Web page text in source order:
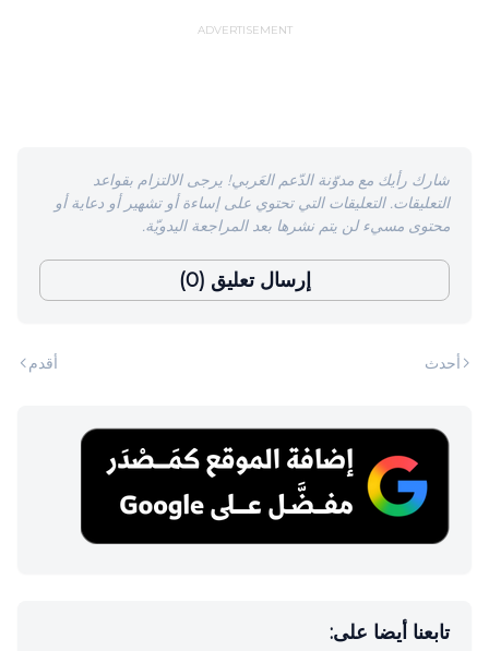
ADVERTISEMENT
شارك رأيك مع مدوّنة الدّعم العَربي! يرجى الالتزام بقواعد
التعليقات. التعليقات التي تحتوي على إساءة أو تشهير أو دعاية أو
محتوى مسيء لن يتم نشرها بعد المراجعة اليدويّة.
إرسال تعليق (0)
أحدث أقدم
تابعنا أيضا على: